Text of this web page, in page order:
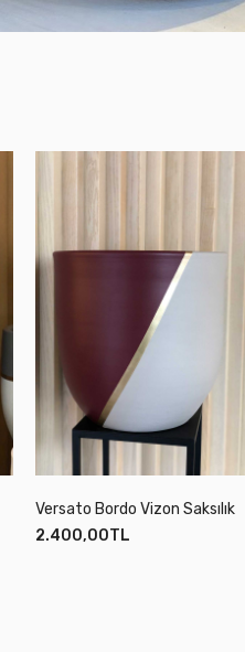
Versato Bordo Vizon Saksılık
2.400,00TL